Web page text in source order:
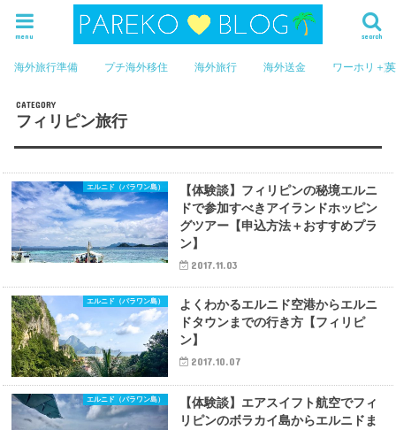
search
menu
海外旅行準備 プチ海外移住 海外旅行 海外送金 ワーホリ＋
フィリピン旅行
エルニド（パラワン島）
【体験談】フィリピンの秘境エルニ
ドで参加すべきアイランドホッピン
グツアー【申込方法＋おすすめプラ
ン】
2017.11.03
エルニド（パラワン島）
よくわかるエルニド空港からエルニ
ドタウンまでの行き方【フィリピ
ン】
2017.10.07
エルニド（パラワン島）
【体験談】エアスイフト航空でフィ
リピンのボラカイ島からエルニドま